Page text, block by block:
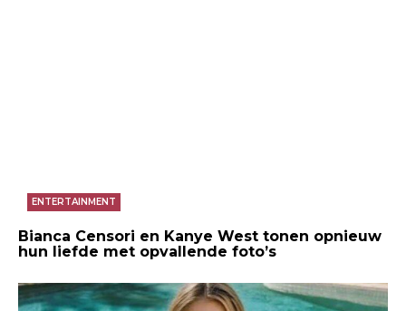
ENTERTAINMENT
Bianca Censori en Kanye West tonen opnieuw
hun liefde met opvallende foto’s